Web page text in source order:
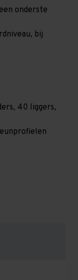
onderste
bij
40 liggers,